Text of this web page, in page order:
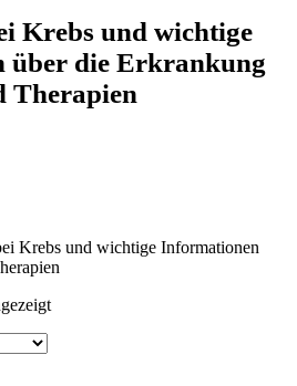
Krebs und wichtige
über die Erkrankung
Therapien
Krebs und wichtige Informationen